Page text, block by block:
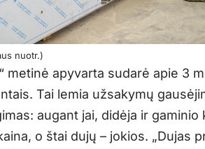
nuotr.)
metinė apyvarta sudarė apie 3
Tai lemia užsakymų
augant jai, didėja ir gaminio
o štai dujų – jokios. „Dujas